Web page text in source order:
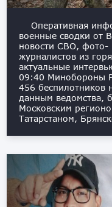
Оперативная
военные сводки от
новости СВО, фото-
журналистов из
актуальные
09:40 Минобороны
456 беспилотников
данным ведомства,
Московским
Татарстаном,